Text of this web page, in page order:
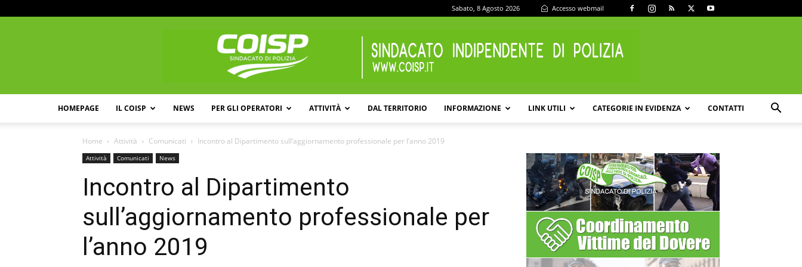
Sabato, 8 Agosto 2026 Accesso webmail
HOMEPAGE IL COISP NEWS PER GLI OPERATORI ATTIVITÀ DAL TERRITORIO INFORMAZIONE LINK UTILI CATEGORIE IN EVIDENZA CONTATTI
Home Attività Comunicati Incontro al Dipartimento sull’aggiornamento professionale per l’anno 2019
Attività Comunicati News
Incontro al Dipartimento
sull’aggiornamento professionale per
l’anno 2019